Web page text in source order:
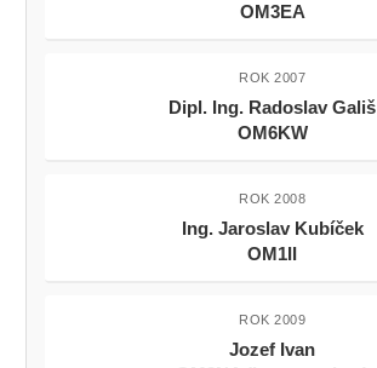
OM3EA
ROK 2007
Dipl. Ing. Radoslav Gališ
OM6KW
ROK 2008
Ing. Jaroslav Kubíček
OM1II
ROK 2009
Jozef Ivan